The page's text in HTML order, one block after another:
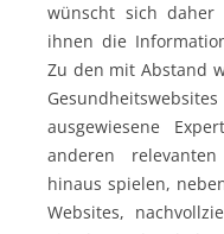
wünscht sich daher
ihnen die
Zu den mit Abstand
ausgewiesene
anderen
hinaus spielen,
Websites,